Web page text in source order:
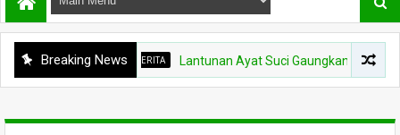
Breaking News
BERITA Lantunan Ayat Suci Gaungkan Keberkahan,